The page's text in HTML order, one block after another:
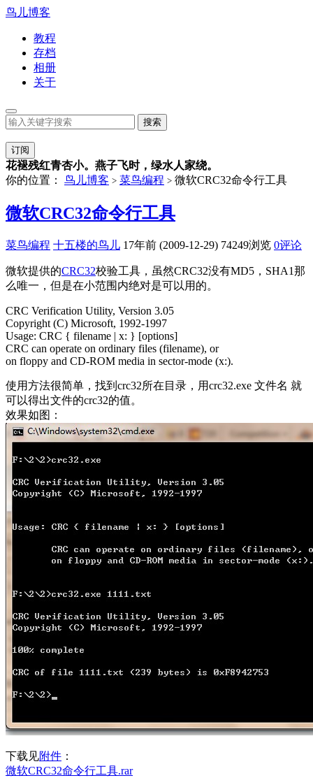
鸟儿博客
教程
存档
相册
关于
订阅
花褪残红青杏小。燕子飞时，绿水人家绕。
你的位置： 鸟儿博客 > 菜鸟编程 > 微软CRC32命令行工具
微软CRC32命令行工具
菜鸟编程 十五楼的鸟儿 17年前 (2009-12-29) 74249浏览 0评论
微软提供的CRC32校验工具，虽然CRC32没有MD5，SHA1那
么唯一，但是在小范围内绝对是可以用的。
CRC Verification Utility, Version 3.05
Copyright (C) Microsoft, 1992-1997
Usage: CRC { filename | x: } [options]
CRC can operate on ordinary files (filename), or
on floppy and CD-ROM media in sector-mode (x:).
使用方法很简单，找到crc32所在目录，用crc32.exe 文件名 就
可以得出文件的crc32的值。
效果如图：
下载见附件 ：
微软CRC32命令行工具.rar